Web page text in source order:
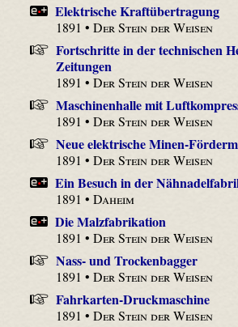
Elektrische Kraftübertragung
1891 •Der Stein der Weisen
Fortschritte in der technischen
Zeitungen
1891 •Der Stein der Weisen
Maschinenhalle mit
1891 •Der Stein der Weisen
Neue elektrische Minen-
1891 •Der Stein der Weisen
Ein Besuch in der
1891 •Daheim
Die Malzfabrikation
1891 •Der Stein der Weisen
Nass- und Trockenbagger
1891 •Der Stein der Weisen
Fahrkarten-Druckmaschine
1891 •Der Stein der Weisen